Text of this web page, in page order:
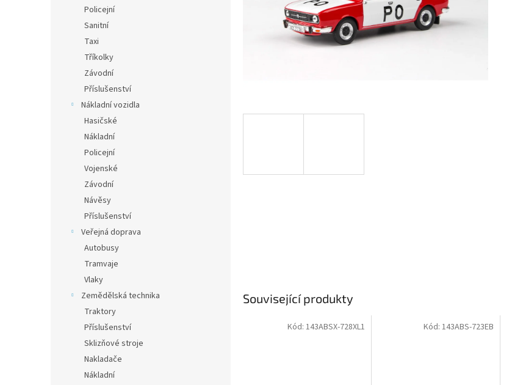
Policejní
Sanitní
Taxi
Tříkolky
Závodní
Příslušenství
Nákladní vozidla
Hasičské
Nákladní
Policejní
Vojenské
Závodní
Návěsy
Příslušenství
Veřejná doprava
Autobusy
Tramvaje
Vlaky
Zemědělská technika
Traktory
Příslušenství
Sklizňové stroje
Nakladače
Nákladní
Související produkty
Kód: 143ABSX-728XL1 Kód: 143ABS-723EB